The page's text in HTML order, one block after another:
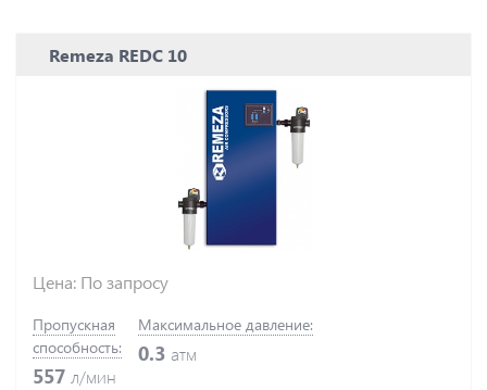
Remeza REDC 10
Цена: По запросу
Пропускная
способность:
557 л/мин
Максимальное давление:
0.3 атм